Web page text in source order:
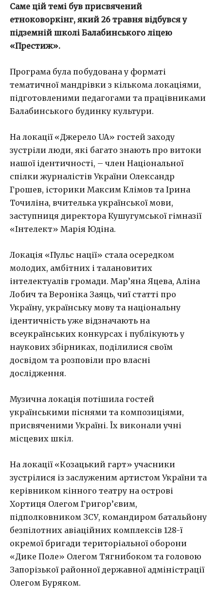
Саме цій темі був присвячений
етноковоркінг, який 26 травня відбувся у
підземній школі Балабинського ліцею
«Престиж».
Програма була побудована у форматі
тематичної мандрівки з кількома локаціями,
підготовленими педагогами та працівниками
Балабинського будинку культури.
На локації «Джерело UA» гостей заходу
зустріли люди, які багато знають про витоки
нашої ідентичності, – член Національної
спілки журналістів України Олександр
Грошев, історики Максим Клімов та Ірина
Точиліна, вчителька української мови,
заступниця директора Кушугумської гімназії
«Інтелект» Марія Юдіна.
Локація «Пульс нації» стала осередком
молодих, амбітних і талановитих
інтелектуалів громади. Мар’яна Яцева, Аліна
Лобич та Вероніка Заяць, чиї статті про
Україну, українську мову та національну
ідентичність уже відзначають на
всеукраїнських конкурсах і публікують у
наукових збірниках, поділилися своїм
досвідом та розповіли про власні
дослідження.
Музична локація потішила гостей
українськими піснями та композиціями,
присвяченими Україні. Їх виконали учні
місцевих шкіл.
На локації «Козацький гарт» учасники
зустрілися із заслуженим артистом України та
керівником кінного театру на острові
Хортиця Олегом Григор’євим,
підполковником ЗСУ, командиром батальйону
безпілотних авіаційних комплексів 128-ї
окремої бригади територіальної оборони
«Дике Поле» Олегом Тягнибоком та головою
Запорізької районної державної адміністрації
Олегом Буряком.